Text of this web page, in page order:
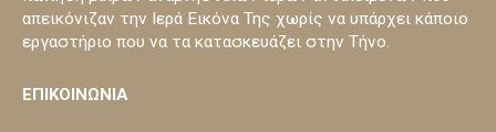
απεικόνιζαν την Ιερά Εικόνα Της χωρίς να υπάρχει κάποιο
εργαστήριο που να τα κατασκευάζει στην Τήνο.
ΕΠΙΚΟΙΝΩΝΙΑ